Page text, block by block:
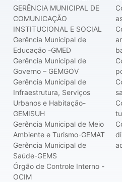
GERÊNCIA MUNICIPAL DE
COMUNICAÇÃO
INSTITUCIONAL E SOCIAL
Gerência Municipal de
Educação -GMED
Gerência Municipal de
Governo – GEMGOV
Gerência Municipal de
Infraestrutura, Serviços
Urbanos e Habitação-
GEMISUH
Gerência Municipal de Meio
Ambiente e Turismo-GEMAT
Gerência Municipal de
Saúde-GEMS
Órgão de Controle Interno -
OCIM